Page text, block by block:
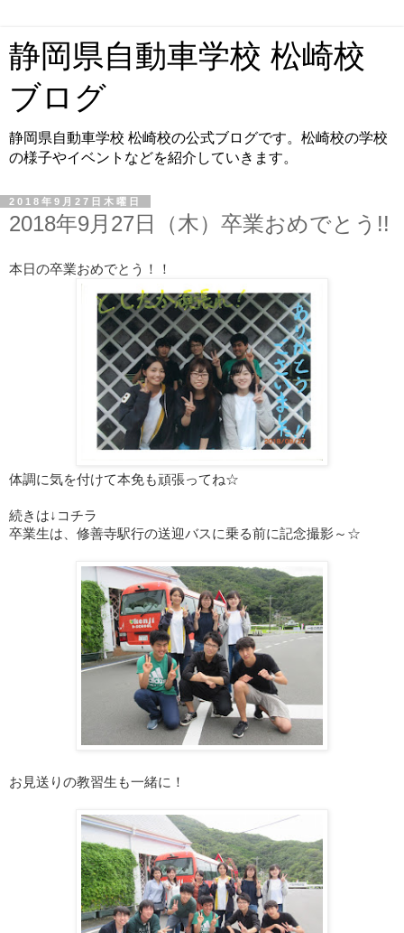
静岡県自動車学校 松崎校
ブログ
静岡県自動車学校 松崎校の公式ブログです。松崎校の学校
の様子やイベントなどを紹介していきます。
2018年9月27日木曜日
2018年9月27日（木）卒業おめでとう!!
本日の卒業おめでとう！！
体調に気を付けて本免も頑張ってね☆
続きは↓コチラ
卒業生は、修善寺駅行の送迎バスに乗る前に記念撮影～☆
お見送りの教習生も一緒に！